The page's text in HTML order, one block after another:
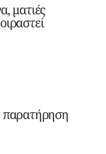
ματιές
παρατήρηση